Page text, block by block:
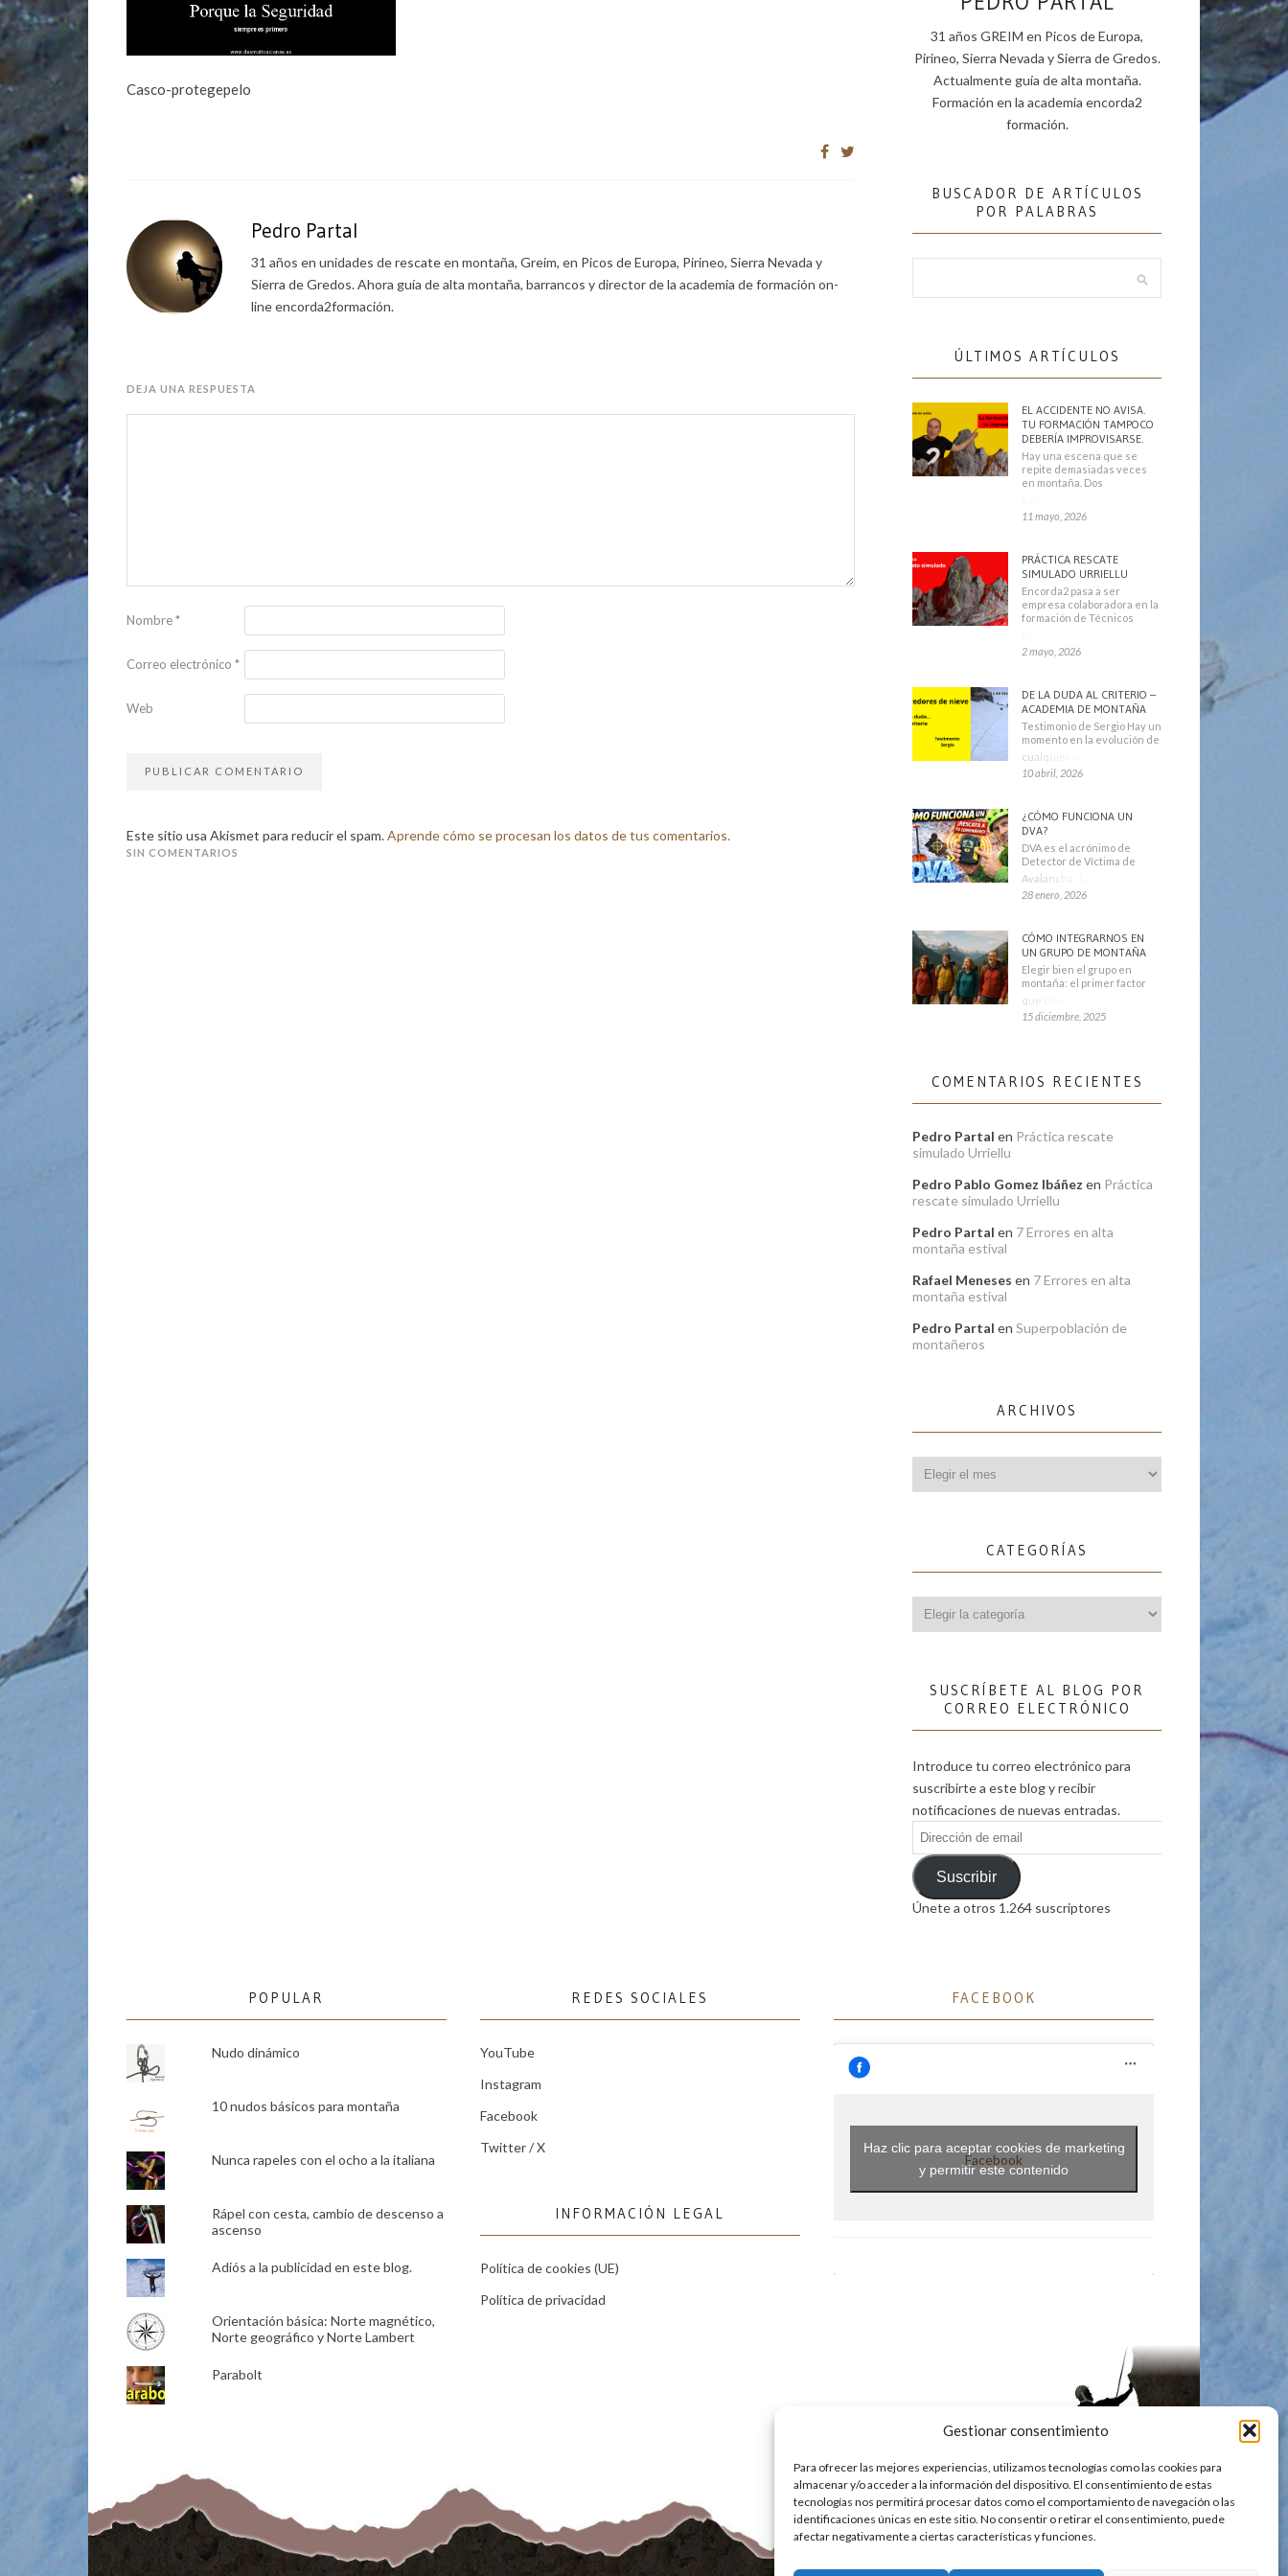
Gestionar consentimiento
Para ofrecer las mejores experiencias, utilizamos tecnologías como las cookies para
almacenar y/o acceder a la información del dispositivo. El consentimiento de estas
tecnologías nos permitirá procesar datos como el comportamiento de navegación o las
identificaciones únicas en este sitio. No consentir o retirar el consentimiento, puede
afectar negativamente a ciertas características y funciones.
Casco-protegepelo
Pedro Partal
31 años en unidades de rescate en montaña, Greim, en Picos de Europa, Pirineo, Sierra Nevada y
Sierra de Gredos. Ahora guía de alta montaña, barrancos y director de la academia de formación on-
line encorda2formación.
DEJA UNA RESPUESTA
Nombre*
Correo electrónico *
Web
Este sitio usa Akismet para reducir el spam.Aprende cómo se procesan los datos de tus comentarios.
SIN COMENTARIOS
31 años GREIM en Picos de Europa,
Pirineo, Sierra Nevada y Sierra de Gredos.
Actualmente guía de alta montaña.
Formación en la academia encorda2
formación.
BUSCADOR DE ARTÍCULOS
POR PALABRAS
ÚLTIMOS ARTÍCULOS
EL ACCIDENTE NO AVISA.
TU FORMACIÓN TAMPOCO
DEBERÍA IMPROVISARSE.
Hay una escena que se
repite demasiadas veces
en montaña. Dos
11 mayo, 2026
PRÁCTICA RESCATE
SIMULADO URRIELLU
Encorda2 pasa a ser
empresa colaboradora en la
formación de Técnicos
2 mayo, 2026
DE LA DUDA AL CRITERIO –
ACADEMIA DE MONTAÑA
Testimonio de Sergio Hay un
momento en la evolución de
cualquier montañero
10 abril, 2026
¿CÓMO FUNCIONA UN
DVA?
DVA es el acrónimo de
Detector de Víctima de
Avalancha. También se
28 enero, 2026
CÓMO INTEGRARNOS EN
UN GRUPO DE MONTAÑA
Elegir bien el grupo en
montaña: el primer factor
que condiciona tu
15 diciembre, 2025
COMENTARIOS RECIENTES
Pedro Partal en Práctica rescate
simulado Urriellu
Pedro Pablo Gomez Ibáñez en Práctica
rescate simulado Urriellu
Pedro Partal en 7 Errores en alta
montaña estival
Rafael Meneses en 7 Errores en alta
montaña estival
Pedro Partal en Superpoblación de
montañeros
ARCHIVOS
CATEGORÍAS
SUSCRÍBETE AL BLOG POR
CORREO ELECTRÓNICO
Introduce tu correo electrónico para
suscribirte a este blog y recibir
notificaciones de nuevas entradas.
Dirección
de
emailSuscribir
Únete a otros 1.264 suscriptores
POPULAR
Nudo dinámico
10 nudos básicos para montaña
Nunca rapeles con el ocho a la italiana
Rápel con cesta, cambio de descenso a
ascenso
Adiós a la publicidad en este blog.
Orientación básica: Norte magnético,
Norte geográfico y Norte Lambert
Parabolt
REDES SOCIALES
YouTube
Instagram
Facebook
Twitter / X
INFORMACIÓN LEGAL
Política de cookies (UE)
Política de privacidad
FACEBOOK
Facebook
Haz clic para aceptar cookies de marketing
y permitir este contenido